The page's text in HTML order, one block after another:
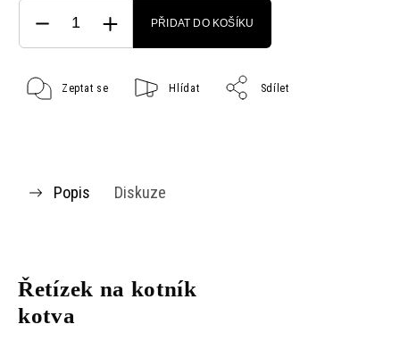
PŘIDAT DO KOŠÍKU
Zeptat se Hlídat Sdílet
Popis Diskuze
Řetízek na kotník
kotva